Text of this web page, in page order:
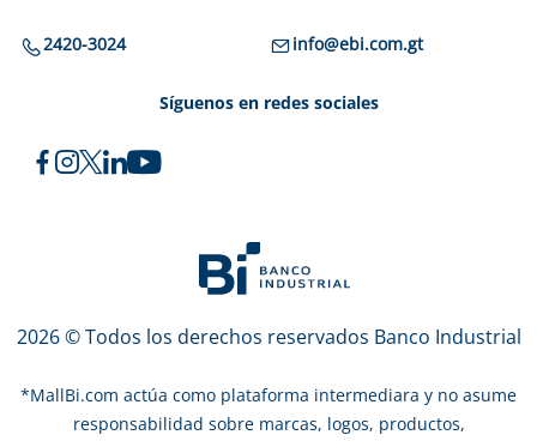
2420-3024 info@ebi.com.gt
Síguenos en redes sociales
2026 © Todos los derechos reservados Banco Industrial
*MallBi.com actúa como plataforma intermediara y no asume
responsabilidad sobre marcas, logos, productos,